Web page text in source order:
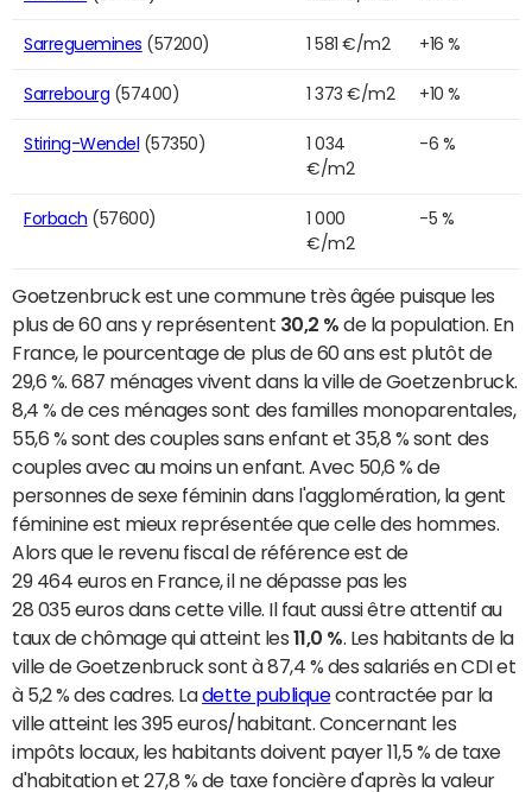
Sarreguemines (57200) 1 581 €/m2 +16 %
Sarrebourg (57400) 1 373 €/m2 +10 %
Stiring-Wendel (57350)
1 034
€/m2
-6 %
Forbach (57600)
1 000
€/m2
-5 %
Goetzenbruck est une commune très âgée puisque les
plus de 60 ans y représentent 30,2 % de la population. En
France, le pourcentage de plus de 60 ans est plutôt de
29,6 %. 687 ménages vivent dans la ville de Goetzenbruck.
8,4 % de ces ménages sont des familles monoparentales,
55,6 % sont des couples sans enfant et 35,8 % sont des
couples avec au moins un enfant. Avec 50,6 % de
personnes de sexe féminin dans l'agglomération, la gent
féminine est mieux représentée que celle des hommes.
Alors que le revenu fiscal de référence est de
29 464 euros en France, il ne dépasse pas les
28 035 euros dans cette ville. Il faut aussi être attentif au
taux de chômage qui atteint les 11,0 % . Les habitants de la
ville de Goetzenbruck sont à 87,4 % des salariés en CDI et
à 5,2 % des cadres. Ladette publiquecontractée par la
ville atteint les 395 euros/habitant. Concernant les
impôts locaux, les habitants doivent payer 11,5 % de taxe
d'habitation et 27,8 % de taxe foncière d'après la valeur